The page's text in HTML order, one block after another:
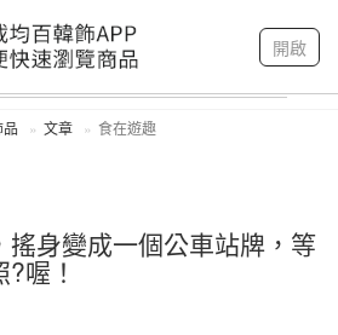
開啟
我的帳戶
文章 食在遊趣
搖身變成一個公車站牌，等
喔！